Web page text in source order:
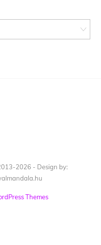
2026 - Design by:
Themes